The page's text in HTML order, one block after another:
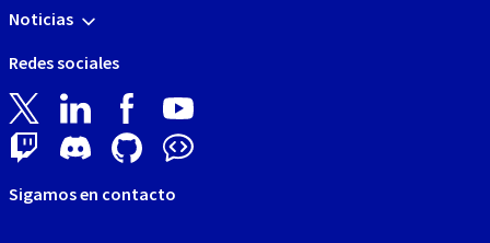
Noticias
Redes sociales
Sigamos en contacto